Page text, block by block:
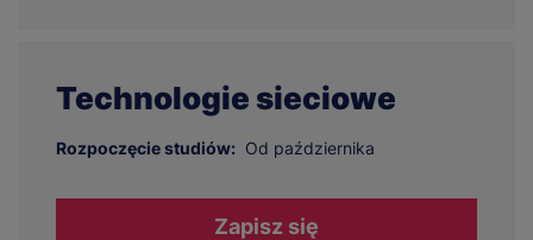
Technologie sieciowe
Rozpoczęcie studiów: Od października
Zapisz się